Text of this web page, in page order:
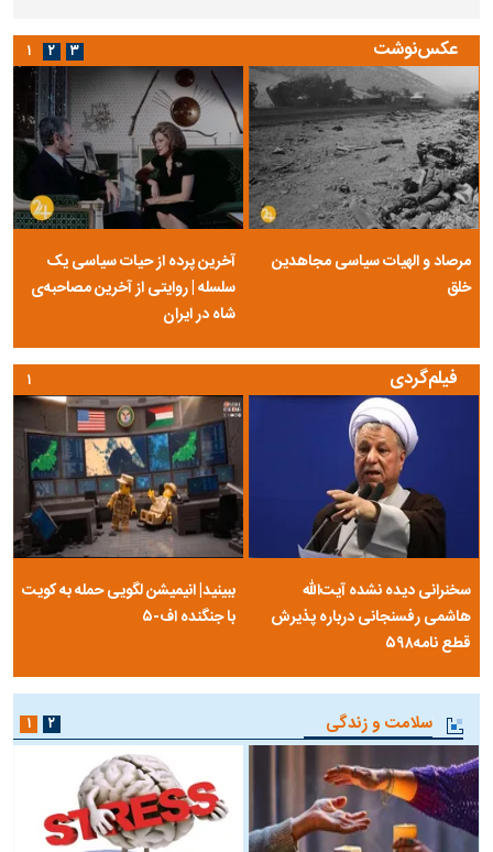
عکس‌نوشت
مرصاد و الهیات سیاسی مجاهدین
خلق
آخرین پرده از حیات سیاسی یک
سلسله | روایتی از آخرین مصاحبه‌ی
شاه در ایران
۱ ۲ ۳
فیلم‌گردی
سخنرانی دیده نشده آیت‌الله
هاشمی رفسنجانی درباره پذیرش
قطع نامه۵۹۸
ببینید| انیمیشن لگویی حمله به کویت
با جنگنده اف-۵
۱
سلامت و زندگی ۱ ۲